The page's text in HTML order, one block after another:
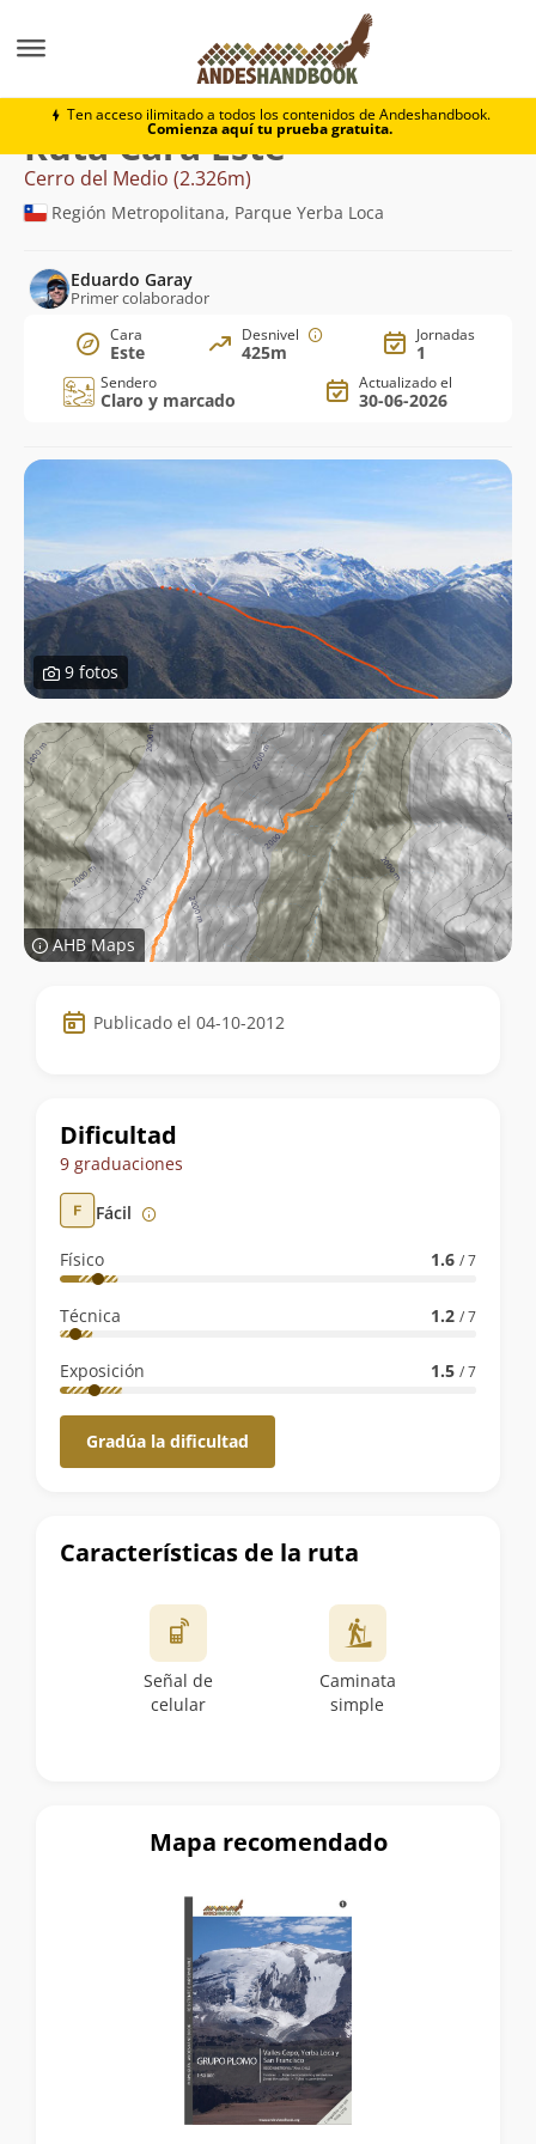
Ten acceso ilimitado a todos los contenidos de Andeshandbook.
Comienza aquí tu prueba gratuita.
Cerro del Medio Cara Este
Ruta Cara Este
Cerro del Medio (2.326m)
Región Metropolitana, Parque Yerba Loca
Eduardo Garay
Primer colaborador
Cara
Este
Desnivel
425m
Jornadas
1
Sendero
Claro y marcado
Actualizado el
30-06-2026
9 fotos
AHB Maps
Datos
de
ruta
Publicado el 04-10-2012
Dificultad
9 graduaciones
Fácil
Físico 1.6 / 7
Técnica 1.2 / 7
Exposición 1.5 / 7
Gradúa la dificultad
Características de la ruta
Señal de
celular
Caminata
simple
Mapa recomendado